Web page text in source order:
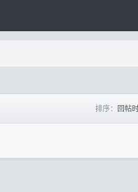
排序： 回帖